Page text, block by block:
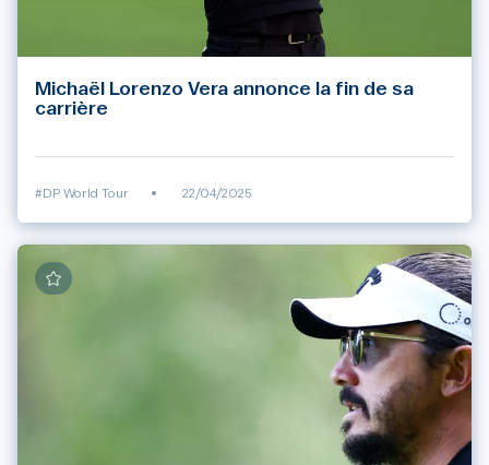
Michaël Lorenzo Vera annonce la fin de sa
carrière
#DP World Tour • 22/04/2025